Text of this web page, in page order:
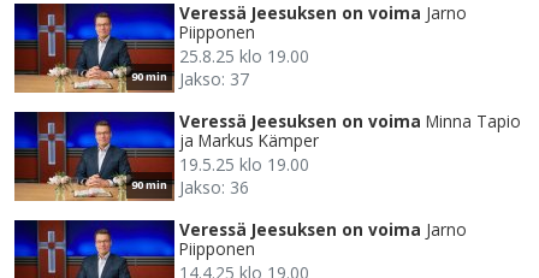
90 min
Veressä Jeesuksen on voima Jarno
Piipponen
25.8.25 klo 19.00
Jakso: 37
90 min
Veressä Jeesuksen on voima Minna Tapio
ja Markus Kämper
19.5.25 klo 19.00
Jakso: 36
Veressä Jeesuksen on voima Jarno
Piipponen
14.4.25 klo 19.00